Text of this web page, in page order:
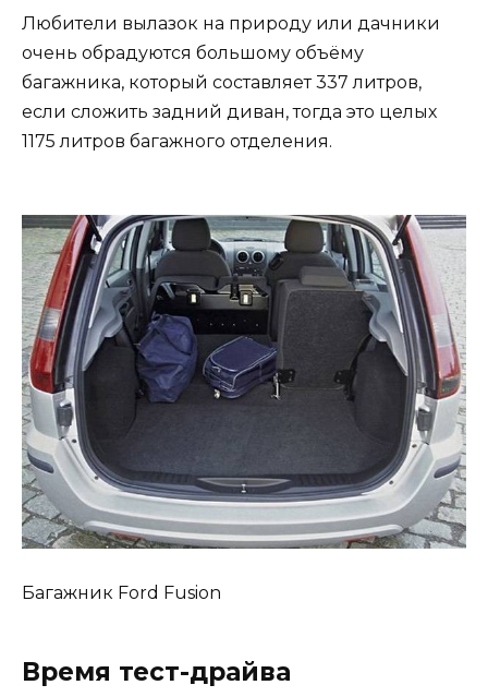
Любители вылазок на природу или дачники
очень обрадуются большому объёму
багажника, который составляет 337 литров,
если сложить задний диван, тогда это целых
1175 литров багажного отделения.
Багажник Ford Fusion
Время тест-драйва